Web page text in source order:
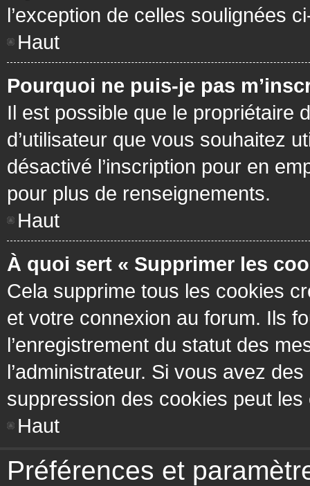
l’exception de celles soulignées
Haut
Pourquoi ne puis-je pas
Il est possible que le propriétaire
d’utilisateur que vous souhaitez
désactivé l’inscription pour en
pour plus de renseignements.
Haut
À quoi sert « Supprimer les
Cela supprime tous les cookies
et votre connexion au forum. Ils
l’enregistrement du statut des
l’administrateur. Si vous avez
suppression des cookies peut les
Haut
Préférences et